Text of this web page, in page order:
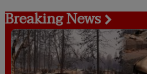
Breaking News